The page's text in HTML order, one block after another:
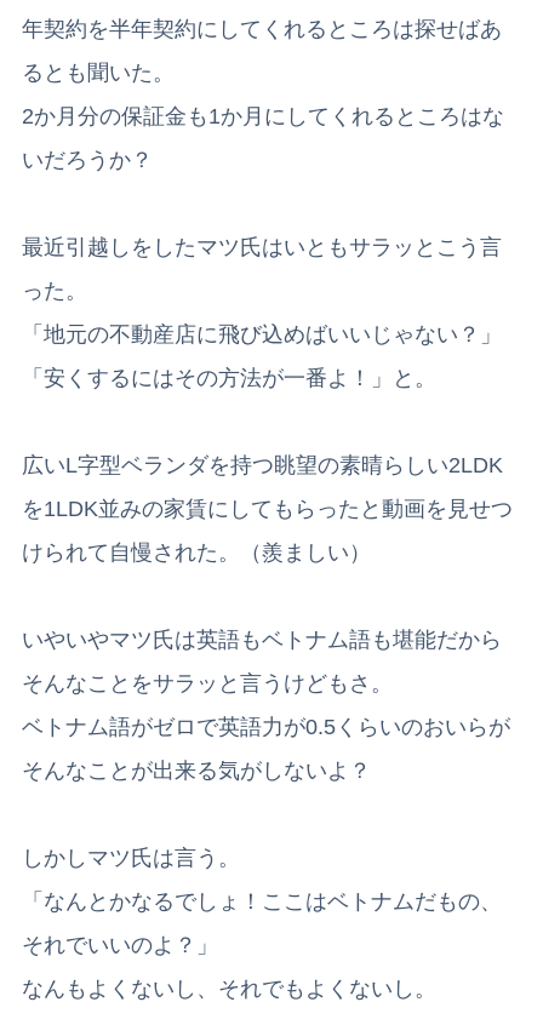
年契約を半年契約にしてくれるところは探せばあ
るとも聞いた。
2か月分の保証金も1か月にしてくれるところはな
いだろうか？
最近引越しをしたマツ氏はいともサラッとこう言
った。
「地元の不動産店に飛び込めばいいじゃない？」
「安くするにはその方法が一番よ！」と。
広いL字型ベランダを持つ眺望の素晴らしい2LDK
を1LDK並みの家賃にしてもらったと動画を見せつ
けられて自慢された。（羨ましい）
いやいやマツ氏は英語もベトナム語も堪能だから
そんなことをサラッと言うけどもさ。
ベトナム語がゼロで英語力が0.5くらいのおいらが
そんなことが出来る気がしないよ？
しかしマツ氏は言う。
「なんとかなるでしょ！ここはベトナムだもの、
それでいいのよ？」
なんもよくないし、それでもよくないし。